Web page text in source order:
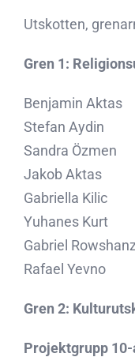
Utskotten,
Gren 1:
Benjamin Aktas
Stefan Aydin
Sandra Özmen
Jakob Aktas
Gabriella Kilic
Yuhanes Kurt
Gabriel
Rafael Yevno
Gren 2:
Projektgrupp